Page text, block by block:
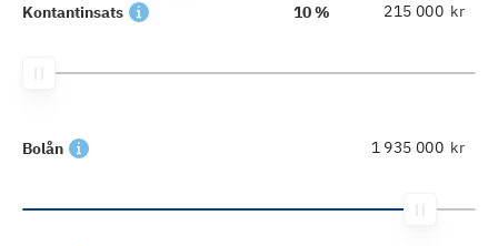
Kontantinsats 10 % kr
Bolån kr